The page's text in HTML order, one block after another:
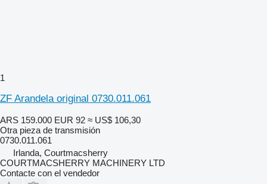
1
ZF Arandela original 0730.011.061
ARS 159.000 EUR 92 ≈ US$ 106,30
Otra pieza de transmisión
0730.011.061
Irlanda, Courtmacsherry
COURTMACSHERRY MACHINERY LTD
Contacte con el vendedor